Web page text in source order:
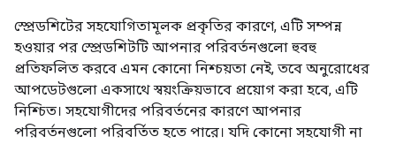
স্প্রেডশিটের সহযোগিতামূলক প্রকৃতির কারণে, এটি সম্পন্ন
হওয়ার পর স্প্রেডশিটটি আপনার পরিবর্তনগুলো হুবহু
প্রতিফলিত করবে এমন কোনো নিশ্চয়তা নেই, তবে অনুরোধের
আপডেটগুলো একসাথে স্বয়ংক্রিয়ভাবে প্রয়োগ করা হবে, এটি
নিশ্চিত। সহযোগীদের পরিবর্তনের কারণে আপনার
পরিবর্তনগুলো পরিবর্তিত হতে পারে। যদি কোনো সহযোগী না